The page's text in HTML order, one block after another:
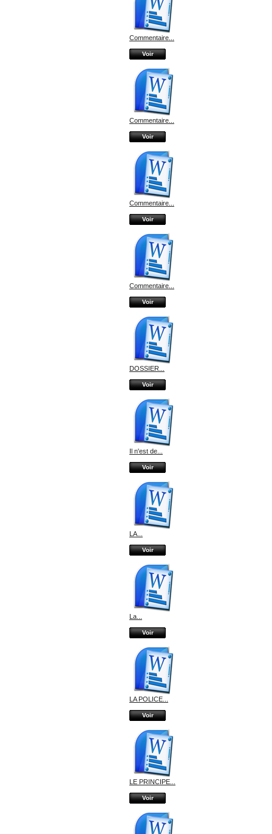
Commentaire...
Voir
Commentaire...
Voir
Commentaire...
Voir
Commentaire...
Voir
DOSSIER...
Voir
Il n'est de...
Voir
LA...
Voir
La...
Voir
LA POLICE...
Voir
LE PRINCIPE...
Voir